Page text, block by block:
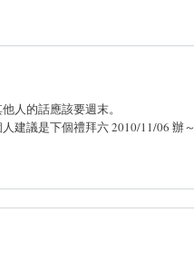
人的話應該要週末。
建議是下個禮拜六 2010/11/06 辦～